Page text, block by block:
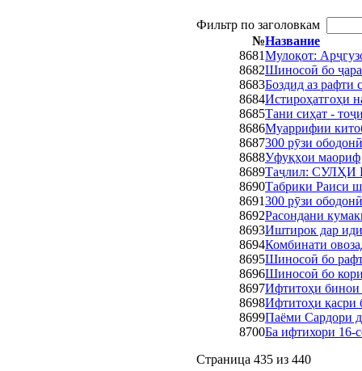
Фильтр по заголовкам
№Название
8681Мулоқот:
8682Шиносоӣ бо
8683Боздид аз рафти
8684Истироҳатгоҳи
8685Тани сиҳат -
8686Муаррифии
8687300 рӯзи
8688Уфуқҳои маориф
8689Таҷлил:
8690Табрики Раиси
8691300 рӯзи
8692Расондани
8693Иштирок дар иди
8694Комбинати
8695Шиносоӣ бо
8696Шиносоӣ бо
8697Ифтитоҳи
8698Ифтитоҳи қасри
8699Паёми Сардори
8700Ба ифтихори 16-
Страница 435 из 440